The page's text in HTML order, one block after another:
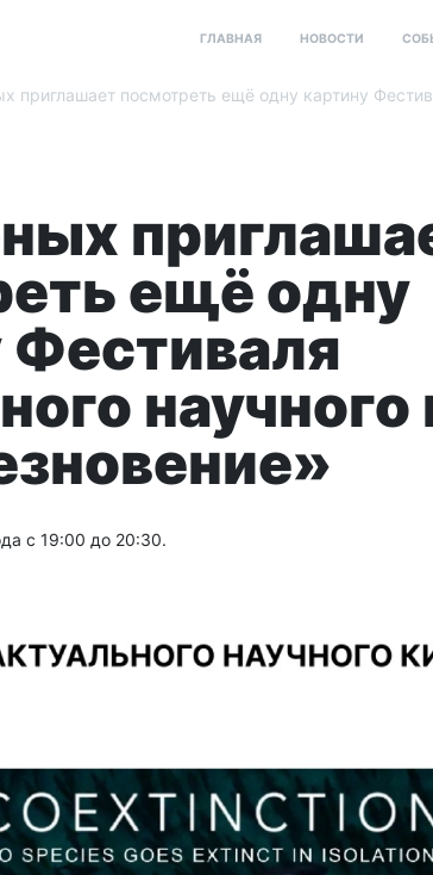
ГЛАВНАЯ НОВОСТИ
приглашает посмотреть ещё одну картину
ещё одну
Фестиваля
с 19:00 до 20:30.